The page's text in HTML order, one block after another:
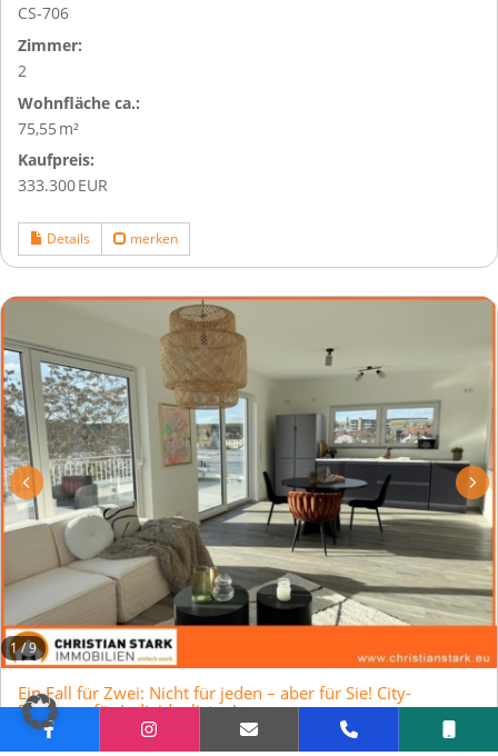
CS-706
Zimmer:
2
Wohnfläche ca.:
75,55 m²
Kaufpreis:
333.300 EUR
Details merken
1/9
Ein Fall für Zwei: Nicht für jeden – aber für Sie! City-
Penthaus für Individualisten!
55543 Bad Kreuznach, Wohnung